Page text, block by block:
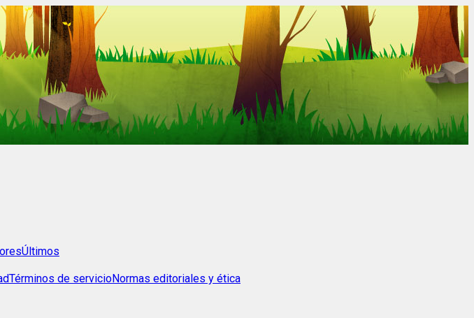
Últimos
Términos de servicioNormas editoriales y ética